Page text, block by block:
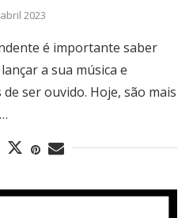
2023
é importante saber
a sua música e
ser ouvido. Hoje, são mais